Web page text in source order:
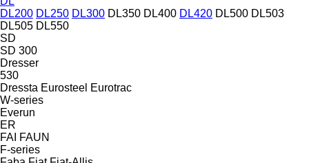
DL200 DL250 DL300 DL350 DL400 DL420 DL500 DL503
DL505 DL550
SD
SD 300
Dresser
530
Dressta Eurosteel Eurotrac
W-series
Everun
ER
FAI FAUN
F-series